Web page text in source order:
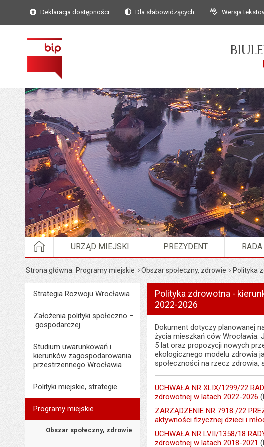
Deklaracja dostępności Dla słabowidzących Wersja
STRONA GŁÓWNA
URZĄD MIEJSKI PREZYDENT
Strona główna Programy miejskie Obszar społeczny, zdrowie Polityka
MenuProgramy i projekty miasta
Strategia Rozwoju Wrocławia
Założenia polityki społeczno –
gospodarczej
Studium uwarunkowań i
kierunków zagospodarowania
przestrzennego Wrocławia
Polityki miejskie, strategie
Programy miejskie
Obszar społeczny, zdrowie
Polityka zdrowotna -
2022-2026
Dokument dotyczy planowanej
życia mieszkań ców
5 lat oraz propozycji nowych
ekologicznego modelu zdrowia
społeczności na rzecz zdrowia,
UCHWAŁA NR XLIX/1299/22
zdrowotnej w latach 2022-2026
ZARZĄDZENIE NR 7918 /22
aktywności fizycznej dzieci i
UCHWAŁA NR LVII/1358/18
zdrowotnej w latach 2018-2021